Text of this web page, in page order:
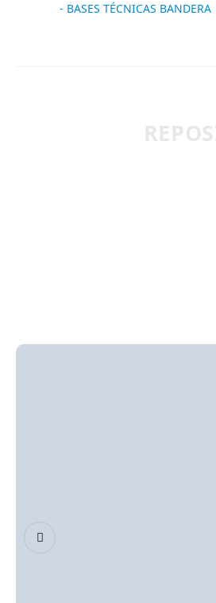
- BASES TÉCNICAS BANDERA